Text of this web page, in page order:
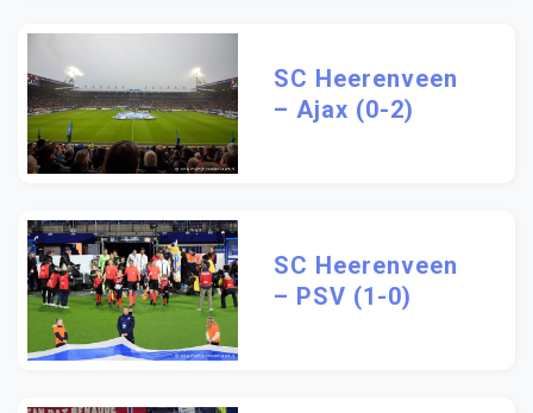
SC Heerenveen
– Ajax (0-2)
SC Heerenveen
– PSV (1-0)